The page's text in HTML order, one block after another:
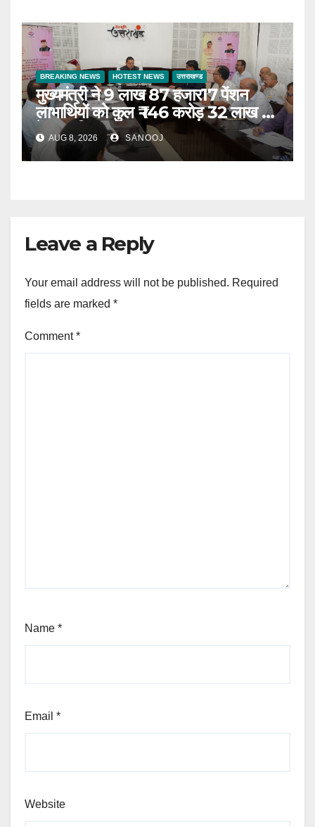
BREAKING NEWS HOTEST NEWS उत्तराखण्ड
मुख्यमंत्री ने 9 लाख 87 हजार17 पेंशन
लाभार्थियों को कुल ₹ 146 करोड़ 32 लाख की
पेंशन राशि का किया भुगतान
AUG 8, 2026 SANOOJ
Leave a Reply
Your email address will not be published. Required
fields are marked *
Comment*
Name *
Email *
Website